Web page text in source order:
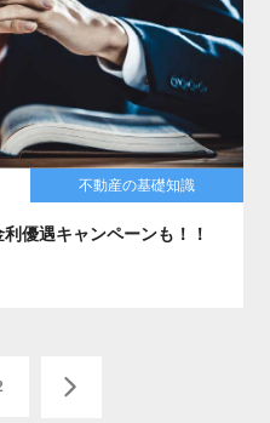
不動産の基礎知識
優遇キャンペーンも！！